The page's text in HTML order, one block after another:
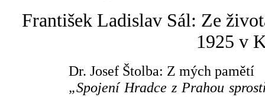
František Ladislav Sál: Ze
1925 v
Dr. Josef Štolba: Z mých pamětí
„Spojení Hradce z Prahou